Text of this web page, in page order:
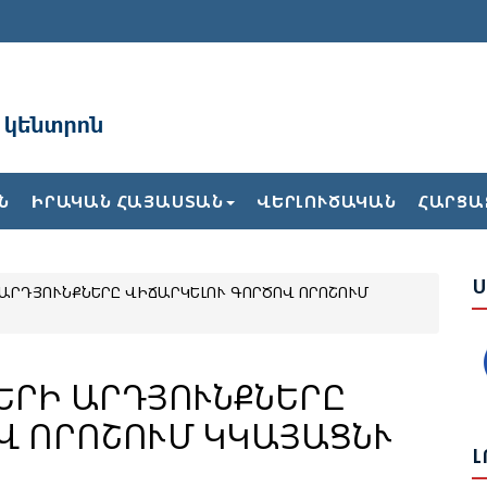
ԻՐԱԿԱՆ ՀԱՅԱՍՏԱՆ ՎԵՐԼՈՒԾԱԿԱՆ
ՎԻՃԱՐԿԵԼՈՒ ԳՈՐԾՈՎ ՈՐՈՇՈՒՄ
ԱՐԴՅՈՒՆՔՆԵՐԸ
ՈՐՈՇՈՒՄ ԿԿԱՅԱՑՆՒ